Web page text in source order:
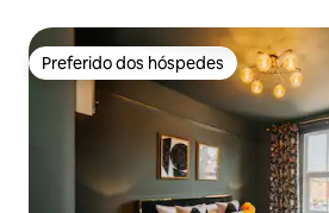
Preferido dos hóspedes
Preferido dos hóspedes